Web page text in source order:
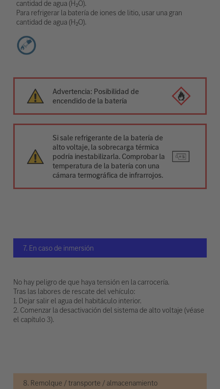
cantidad de agua (H₂O).
Para refrigerar la batería de iones de litio, usar una gran
cantidad de agua (H₂O).
Advertencia: Posibilidad de
encendido de la batería
Si sale refrigerante de la batería de
alto voltaje, la sobrecarga térmica
podría inestabilizarla. Comprobar la
temperatura de la batería con una
cámara termográfica de infrarrojos.
7. En caso de inmersión
No hay peligro de que haya tensión en la carrocería.
Tras las labores de rescate del vehículo:
1. Dejar salir el agua del habitáculo interior.
2. Comenzar la desactivación del sistema de alto voltaje (véase
el capítulo 3).
8. Remolque / transporte / almacenamiento